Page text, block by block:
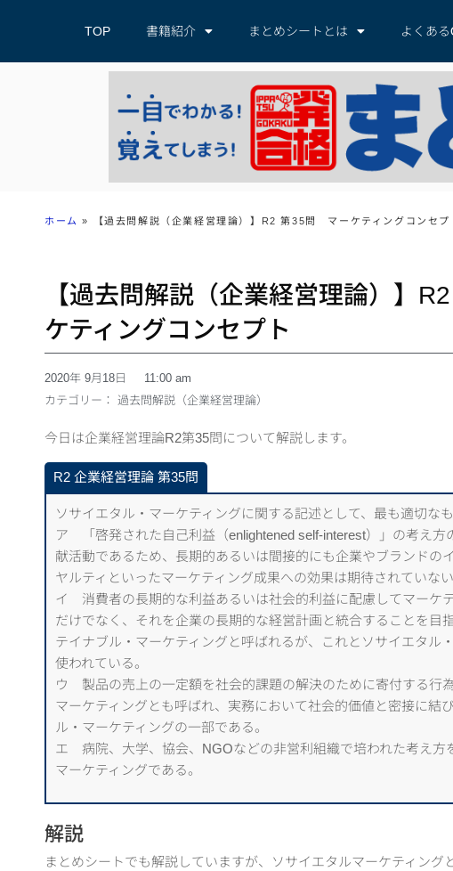
TOP 書籍紹介 まとめシートとは よくあ
ホーム » 【過去問解説（企業経営理論）】R2 第35問 マーケティングコンセプ
【過去問解説（企業経営理論）】
ケティングコンセプト
2020年 9月18日
11:00 am
カテゴリー： 過去問解説（企業経営理論）
今日は企業経営理論R2第35問について解説します。
R2 企業経営理論 第35問
ソサイエタル・マーケティングに関する記述として、最も適切なも
ア 「啓発された自己利益（enlightened self-interest）」の考え方
献活動であるため、長期的あるいは間接的にも企業やブランドの
ヤルティといったマーケティング成果への効果は期待されていない
イ 消費者の長期的な利益あるいは社会的利益に配慮してマーケ
だけでなく、それを企業の長期的な経営計画と統合することを目
テイナブル・マーケティングと呼ばれるが、これとソサイエタル
使われている。
ウ 製品の売上の一定額を社会的課題の解決のために寄付する行
マーケティングとも呼ばれ、実務において社会的価値と密接に結
ル・マーケティングの一部である。
エ 病院、大学、協会、NGOなどの非営利組織で培われた考え方
マーケティングである。
解説
まとめシートでも解説していますが、ソサイエタルマーケティング